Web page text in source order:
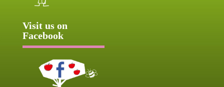
Visit us on
Facebook